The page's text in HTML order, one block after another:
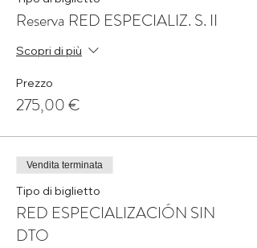
Reserva RED ESPECIALIZ. S. II
Scopri di più
Prezzo
275,00 €
Vendita terminata
Tipo di biglietto
RED ESPECIALIZACIÓN SIN
DTO